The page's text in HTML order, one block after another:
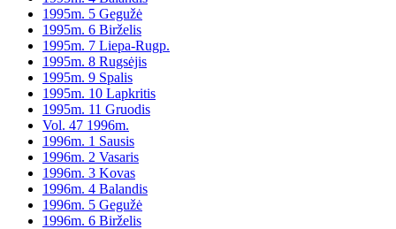
1995m. 5 Gegužė
1995m. 6 Birželis
1995m. 7 Liepa-Rugp.
1995m. 8 Rugsėjis
1995m. 9 Spalis
1995m. 10 Lapkritis
1995m. 11 Gruodis
Vol. 47 1996m.
1996m. 1 Sausis
1996m. 2 Vasaris
1996m. 3 Kovas
1996m. 4 Balandis
1996m. 5 Gegužė
1996m. 6 Birželis